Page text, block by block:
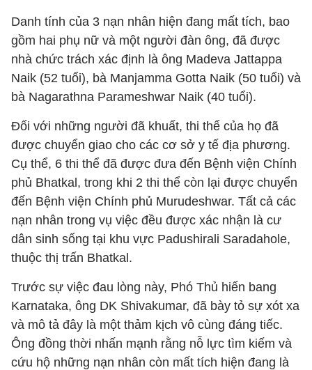
Danh tính của 3 nạn nhân hiện đang mất tích, bao
gồm hai phụ nữ và một người đàn ông, đã được
nhà chức trách xác định là ông Madeva Jattappa
Naik (52 tuổi), bà Manjamma Gotta Naik (50 tuổi) và
bà Nagarathna Parameshwar Naik (40 tuổi).
Đối với những người đã khuất, thi thể của họ đã
được chuyển giao cho các cơ sở y tế địa phương.
Cụ thể, 6 thi thể đã được đưa đến Bệnh viện Chính
phủ Bhatkal, trong khi 2 thi thể còn lại được chuyển
đến Bệnh viện Chính phủ Murudeshwar. Tất cả các
nạn nhân trong vụ việc đều được xác nhận là cư
dân sinh sống tại khu vực Padushirali Saradahole,
thuộc thị trấn Bhatkal.
Trước sự việc đau lòng này, Phó Thủ hiến bang
Karnataka, ông DK Shivakumar, đã bày tỏ sự xót xa
và mô tả đây là một thảm kịch vô cùng đáng tiếc.
Ông đồng thời nhấn mạnh rằng nỗ lực tìm kiếm và
cứu hộ những nạn nhân còn mất tích hiện đang là